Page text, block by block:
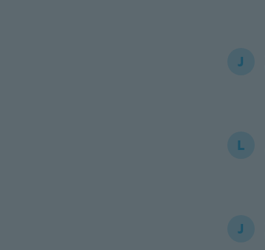
J
L
J